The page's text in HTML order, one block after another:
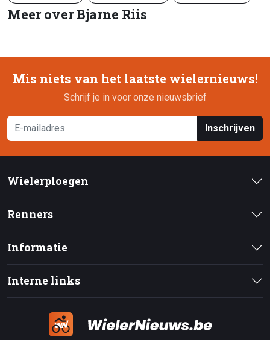
Meer over Bjarne Riis
Mis niets van het laatste wielernieuws!
Schrijf je in voor onze nieuwsbrief
Inschrijven
Wielerploegen
Renners
Informatie
Interne links